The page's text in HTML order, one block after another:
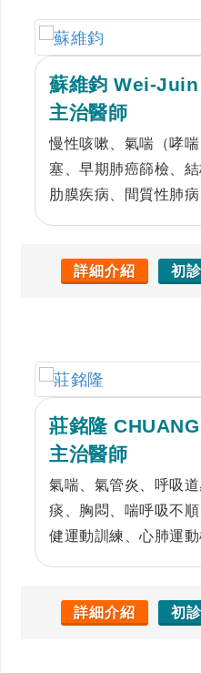
蘇維鈞 Wei-
主治醫師
慢性咳嗽、氣喘（哮
塞、早期肺癌篩檢、
肋膜疾病、間質性肺
詳細介紹 初
莊銘隆
主治醫師
氣喘、氣管炎、呼吸
痰、胸悶、喘呼吸不
健運動訓練、心肺運
詳細介紹 初